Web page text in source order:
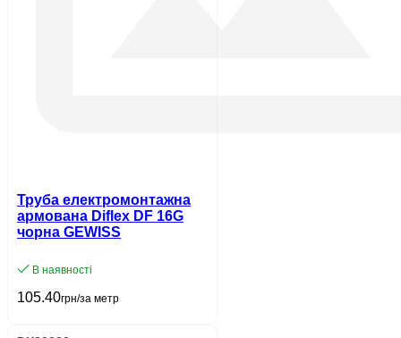
Труба електромонтажна
армована Diflex DF 16G
чорна GEWISS
В наявності
105.40грн/за метр